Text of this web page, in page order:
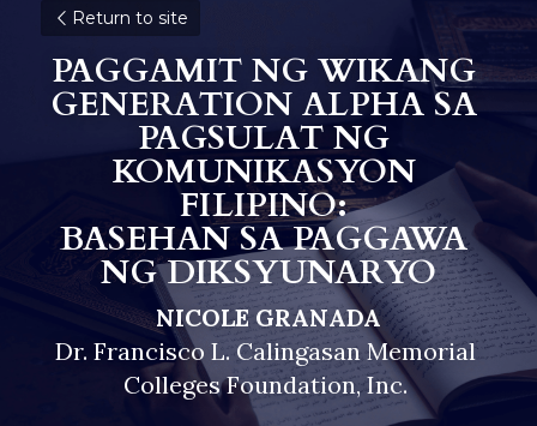
Return to site
PAGGAMIT NG WIKANG
GENERATION ALPHA SA
PAGSULAT NG
KOMUNIKASYON
FILIPINO:
BASEHAN SA PAGGAWA
NG DIKSYUNARYO
NICOLE GRANADA
Dr. Francisco L. Calingasan Memorial
Colleges Foundation, Inc.